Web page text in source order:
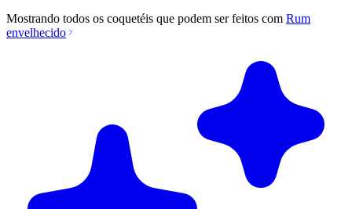
Mostrando todos os coquetéis que podem ser feitos com Rum
envelhecido